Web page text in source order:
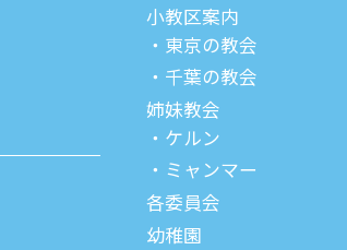
⼩教区案内
東京の教会
千葉の教会
姉妹教会
ケルン
ミャンマー
各委員会
幼稚園